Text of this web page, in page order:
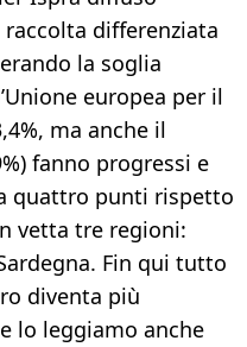
differenziata
la soglia
europea per il
ma anche il
fanno progressi e
quattro punti rispetto
vetta tre regioni:
Fin qui tutto
diventa più
lo leggiamo anche